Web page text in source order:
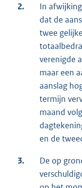
2.
In
dat de
twee
verenigde
maar een
aanslag
termijn
maand
en de
3.
De op